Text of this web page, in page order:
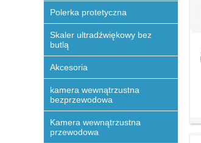
Polerka protetyczna
Skaler ultradźwiękowy bez
butlą
Akcesoria
kamera wewnątrzustna
bezprzewodowa
Kamera wewnątrzustna
przewodowa